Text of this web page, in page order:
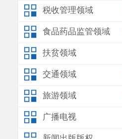
税收管理领域
食品药品监管领域
扶贫领域
交通领域
旅游领域
广播电视